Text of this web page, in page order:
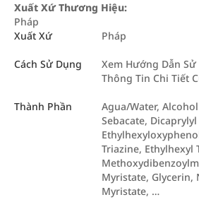
Xuất Xứ Thương Hiệu:
Pháp
Xuất Xứ
Pháp
Cách Sử Dụng
Xem Hướng Dẫn
Thông Tin Chi Tiết
Thành Phần
Agua/Water,
Sebacate,
Triazine, Ethylhexyl
Myristate, Glycerin,
Myristate, …